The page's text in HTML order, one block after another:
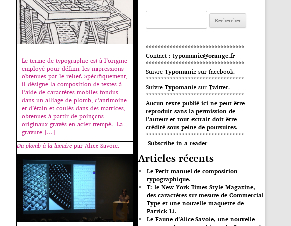
Le terme de typographie est à l’origine
employé pour définir les impressions
obtenues par le relief. Spécifiquement,
il désigne la composition de textes à
l’aide de caractères mobiles fondus
dans un alliage de plomb, d’antimoine
et d’étain et coulés dans des matrices,
obtenues à partir de poinçons
originaux gravés en acier trempé. La
gravure […]
Du plomb à la lumière par Alice Savoie.
Rechercher :
*********************************
Contact : typomanie@orange.fr
*********************************
Suivre Typomanie sur facebook.
*********************************
Suivre Typomanie sur Twitter.
*********************************
Aucun texte publié ici ne peut être
reproduit sans la permission de
l’auteur et tout extrait doit être
crédité sous peine de poursuites.
*********************************
Subscribe in a reader
Articles récents
Le Petit manuel de composition
typographique.
T: le New York Times Style Magazine,
des caractères sur-mesure de Commercial
Type et une nouvelle maquette de
Patrick Li.
Le Faune d’Alice Savoie, une nouvelle